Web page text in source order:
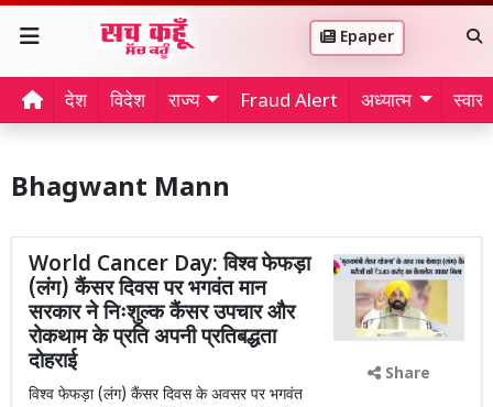
Epaper
देश विदेश राज्य Fraud Alert अध्यात्म
Bhagwant Mann
World Cancer Day: विश्व फेफड़ा
(लंग) कैंसर दिवस पर भगवंत मान
सरकार ने निःशुल्क कैंसर उपचार और
रोकथाम के प्रति अपनी प्रतिबद्धता
दोहराई
विश्व फेफड़ा (लंग) कैंसर दिवस के अवसर पर भगवंत
Share